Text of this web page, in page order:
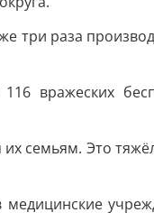
три раза
вражеских
семьям. Это
медицинские